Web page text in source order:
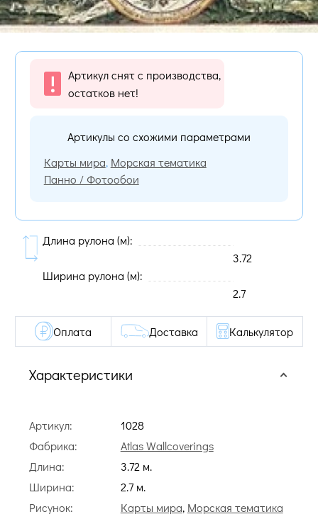
Артикул снят с производства,
остатков нет!
Артикулы со схожими параметрами
Карты мира, Морская тематика
Панно / Фотообои
Длина рулона (м):
3.72
Ширина рулона (м):
2.7
Характеристики
Артикул:
1028
Фабрика:
Atlas Wallcoverings
Длина:
3.72 м.
Ширина:
2.7 м.
Рисунок:
Карты мира, Морская тематика
Оплата Доставка Калькулятор